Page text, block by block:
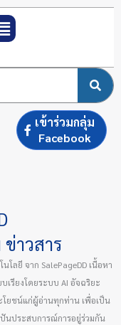
เข้าร่วมกลุ่ม
Facebook
าวสาร
โลยี จาก SalePageDD เนื้อหา
เรียงโดยระบบ AI อัจฉริยะ
โยชน์แก่ผู้อ่านทุกท่าน เพื่อเป็น
นประสบการณ์การอยู่ร่วมกัน